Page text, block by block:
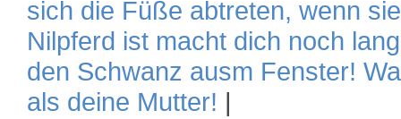
sich die Füße abtreten, wenn
Nilpferd ist macht dich noch
den Schwanz ausm Fenster!
als deine Mutter! |